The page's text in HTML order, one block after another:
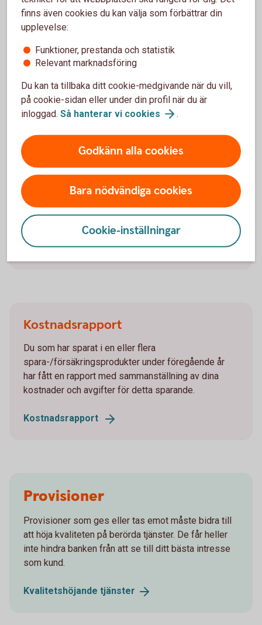
Har du en förvaltad portfölj eller innehav i
hävstångsinstrument kommer du att få ett
meddelande från banken om värdet i portföljen eller
instrumentet har minskat med 10 procent eller mer.
Tilläggsrapport
Till våra kunder med diskretionärt förvaltade
portföljer skickar vi ut en rapport med en
sammanställning av kostnader och avgifter
relaterade till portföljen.
Tilläggsrapport
Kostnadsrapport
Du som har sparat i en eller flera
spara-/försäkringsprodukter under föregående år
har fått en rapport med sammanställning av dina
kostnader och avgifter för detta sparande.
Kostnadsrapport
Provisioner
Provisioner som ges eller tas emot måste bidra till
att höja kvaliteten på berörda tjänster. De får heller
inte hindra banken från att se till ditt bästa intresse
som kund.
Kvalitetshöjande tjänster
finns även cookies du kan välja som förbättrar din
upplevelse:
Funktioner, prestanda och statistik
Relevant marknadsföring
Du kan ta tillbaka ditt cookie-medgivande när du vill,
på cookie-sidan eller under din profil när du är
inloggad. Så hanterar vi cookies .
Godkänn alla cookies
Bara nödvändiga cookies
Cookie-inställningar